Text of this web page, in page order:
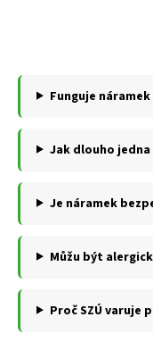
Funguje
Jak dlouho
Je náramek
Můžu být
Proč SZÚ varuje